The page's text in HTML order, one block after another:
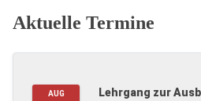
Aktuelle Termine
AUG
Lehrgang zur